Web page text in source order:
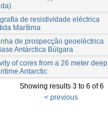
de resistividade eléctrica
Marítima
de prospecção geoeléctrica
Antárctica Búlgara
of cores from a 26 meter deep
Antarctic
Showing results 3 to 6 of 6
< previous